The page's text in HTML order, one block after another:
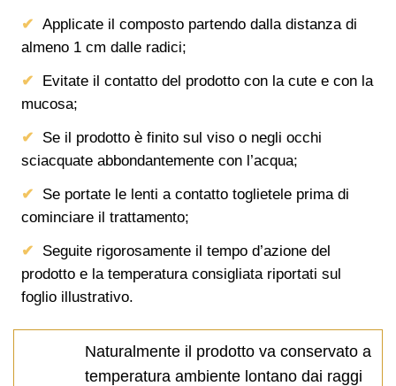
Applicate il composto partendo dalla distanza di
almeno 1 cm dalle radici;
Evitate il contatto del prodotto con la cute e con la
mucosa;
Se il prodotto è finito sul viso o negli occhi
sciacquate abbondantemente con l’acqua;
Se portate le lenti a contatto toglietele prima di
cominciare il trattamento;
Seguite rigorosamente il tempo d’azione del
prodotto e la temperatura consigliata riportati sul
foglio illustrativo.
Naturalmente il prodotto va conservato a
temperatura ambiente lontano dai raggi